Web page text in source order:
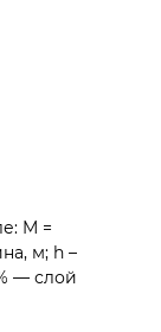
M =
м; h –
— слой